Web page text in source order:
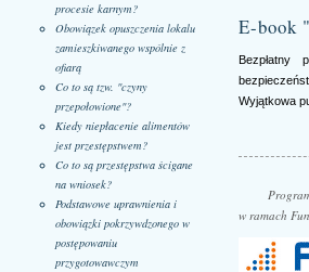
procesie karnym?
Obowiązek opuszczenia lokalu
zamieszkiwanego wspólnie z
ofiarą
Co to są tzw. "czyny
przepołowione"?
Kiedy niepłacenie alimentów
jest przestępstwem?
Co to są przestępstwa ścigane
na wniosek?
Podstawowe uprawnienia i
obowiązki pokrzywdzonego w
postępowaniu
przygotowawczym
E-book
Bezpłatny
Wyjątkowa
w ramach